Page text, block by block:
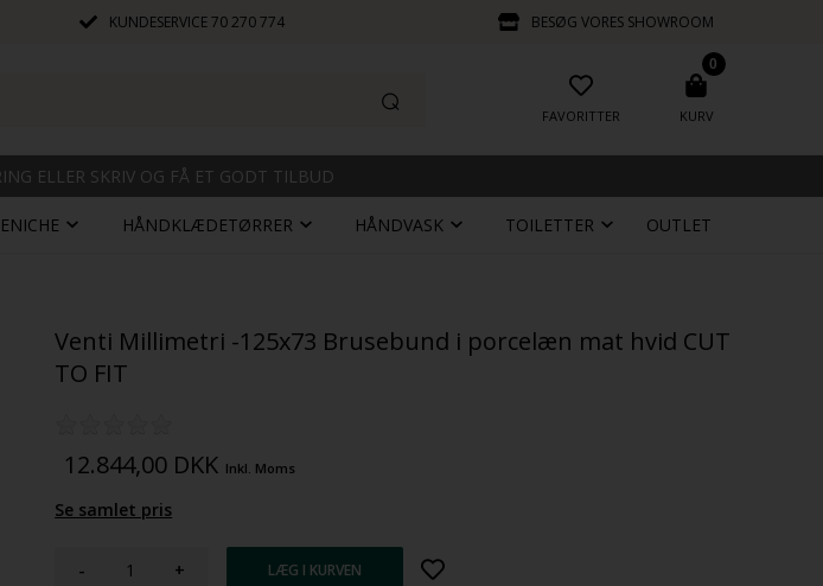
KUNDESERVICE70 270 774 BESØG VORES SHOWROOM
FAVORITTER
0
KURV
ELLER SKRIV OG FÅ ET GODT TILBUD
HÅNDKLÆDETØRRER HÅNDVASK TOILETTER OUTLET
Venti Millimetri -125x73 Brusebund i porcelæn mat hvid CUT
TO FIT
12.844,00 DKK Inkl. Moms
Se samlet pris
- +